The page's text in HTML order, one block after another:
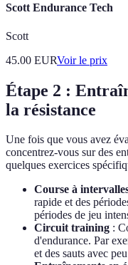
Scott Endurance Tech
Scott
45.00 EURVoir le prix
Étape 2 :
la résistance
Une fois que vous avez
concentrez-vous sur des
quelques exercices
Course à
rapide et des
périodes de jeu
Circuit training :
d'endurance. Par
et des sauts avec